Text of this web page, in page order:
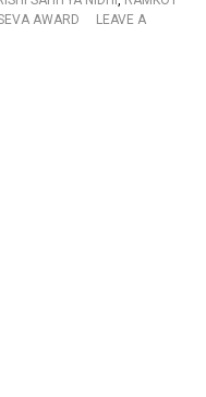
AWARD
LEAVE A